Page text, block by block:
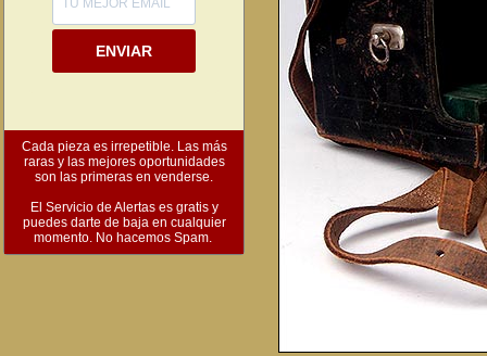
ENVIAR
Cada pieza es irrepetible. Las más
raras y las mejores oportunidades
son las primeras en venderse.
El Servicio de Alertas es gratis y
puedes darte de baja en cualquier
momento. No hacemos Spam.